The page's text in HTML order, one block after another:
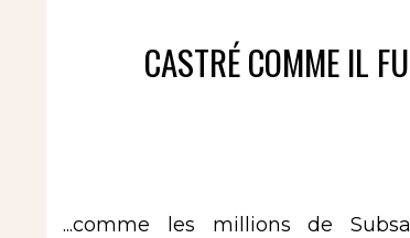
CASTRÉ COMME IL
...comme les millions de